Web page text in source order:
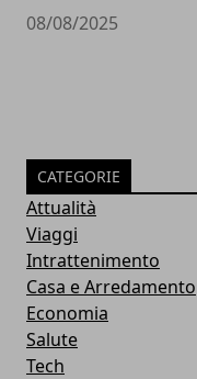
08/08/2025
CATEGORIE
Attualità
Viaggi
Intrattenimento
Casa e Arredamento
Economia
Salute
Tech